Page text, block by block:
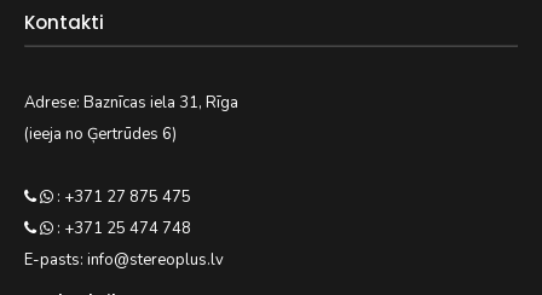
Kontakti
Adrese: Baznīcas iela 31, Rīga
(ieeja no Ģertrūdes 6)
: +371 27 875 475
: +371 25 474 748
E-pasts: info@stereoplus.lv